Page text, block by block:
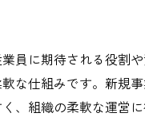
員に期待される役割
な仕組みです。新規
、組織の柔軟な運営に